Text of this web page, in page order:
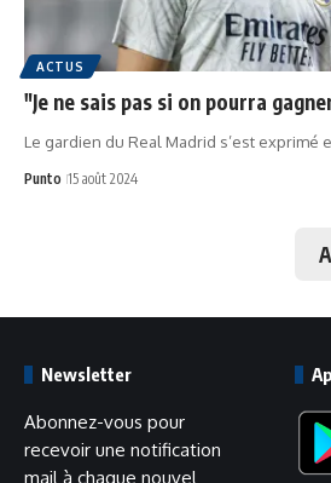
ACTUS
"Je ne sais pas si on pourra
Le gardien du Real Madrid s’est exprimé
Punto 15 août 2024
Newsletter
Abonnez-vous pour
recevoir une notification
mail à chaque nouvel